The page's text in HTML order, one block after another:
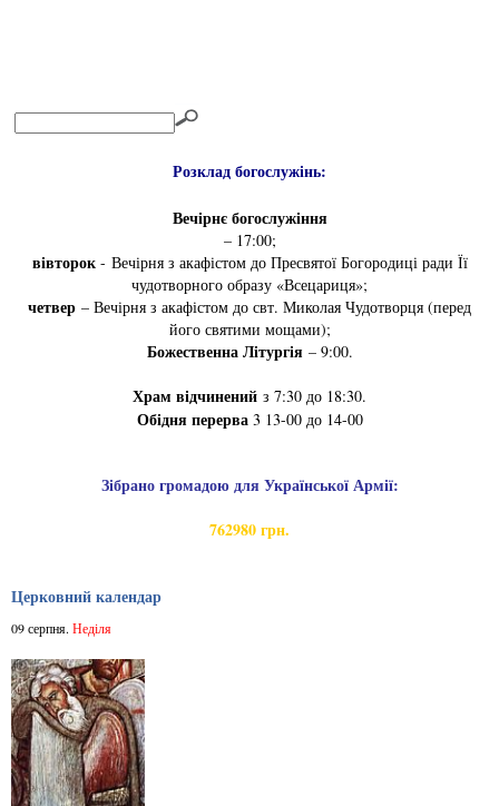
Розклад богослужінь:
Вечірнє богослужіння
– 17:00;
вівторок- Вечірня з акафістом до Пресвятої Богородиці ради Її
чудотворного образу «Всецариця»;
четвер – Вечірня з акафістом до свт. Миколая Чудотворця (перед
його святими мощами);
Божественна Літургія– 9:00.
Храм відчинений з 7:30 до 18:30.
Обідня перерва3 13-00 до 14-00
Зібрано громадою для Української Армії:
762980 грн.
Церковний календар
09 серпня. Неділя